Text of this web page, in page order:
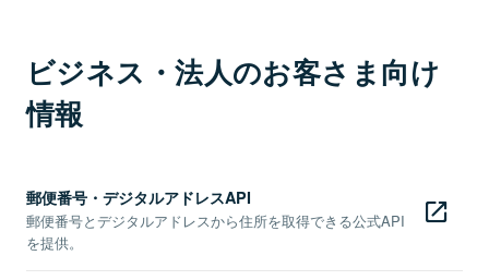
ビジネス・法人のお客さま向け
情報
郵便番号・デジタルアドレスAPI
郵便番号とデジタルアドレスから住所を取得できる公式API
を提供。